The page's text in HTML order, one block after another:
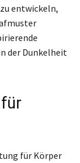
entwickeln,
der Dunkelheit
für Körper